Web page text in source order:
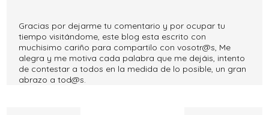
Gracias por dejarme tu comentario y por ocupar tu
tiempo visitándome, este blog esta escrito con
muchisimo cariño para compartilo con vosotr@s, Me
alegra y me motiva cada palabra que me dejáis, intento
de contestar a todos en la medida de lo posible, un gran
abrazo a tod@s.